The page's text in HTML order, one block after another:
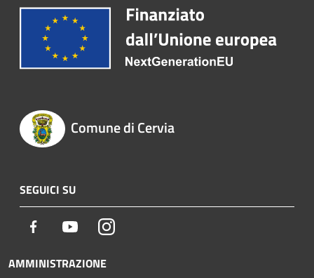
Comune di Cervia
SEGUICI SU
Facebook YoutubeInstagram
AMMINISTRAZIONE